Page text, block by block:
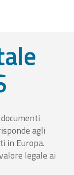
agli
in Europa.
legale ai